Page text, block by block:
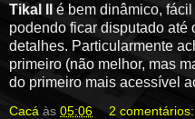
Tikal II
é bem dinâmico,
podendo ficar disputado até
detalhes. Particularmente
primeiro (não melhor, mas
do primeiro mais acessível
Cacá às 05:06 2 comentários: